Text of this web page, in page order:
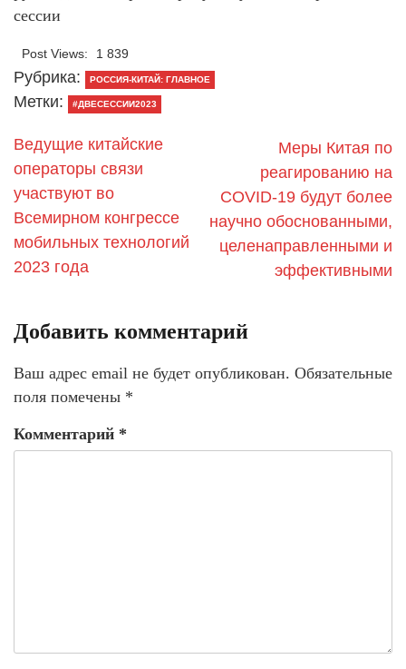
сессии
Post Views: 1 839
Рубрика: РОССИЯ-КИТАЙ: ГЛАВНОЕ
Метки: #ДВЕСЕССИИ2023
Ведущие китайские
операторы связи
участвуют во
Всемирном конгрессе
мобильных технологий
2023 года
Меры Китая по
реагированию на
COVID-19 будут более
научно обоснованными,
целенаправленными и
эффективными
Добавить комментарий
Ваш адрес email не будет опубликован. Обязательные
поля помечены *
Комментарий *